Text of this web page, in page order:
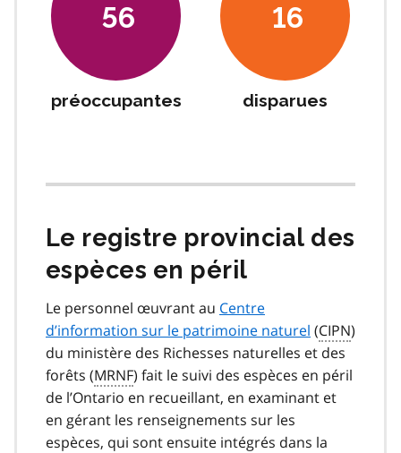
56
préoccupantes
16
disparues
Le registre provincial des
espèces en péril
Le personnel œuvrant au Centre
d’information sur le patrimoine naturel (CIPN)
du ministère des Richesses naturelles et des
forêts (MRNF) fait le suivi des espèces en péril
de l’Ontario en recueillant, en examinant et
en gérant les renseignements sur les
espèces, qui sont ensuite intégrés dans la